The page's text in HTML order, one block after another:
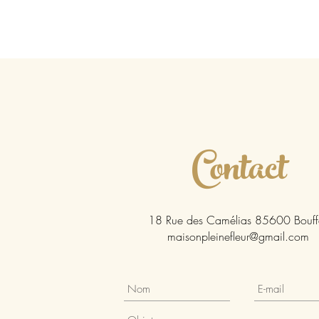
Contact
18 Rue des Camélias 85600
maisonpleinefleur@gmail.com